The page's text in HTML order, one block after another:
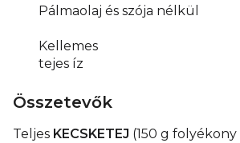
Pálmaolaj és szója nélkül
Kellemes
tejes íz
Összetevők
Teljes KECSKETEJ (150 g folyékony